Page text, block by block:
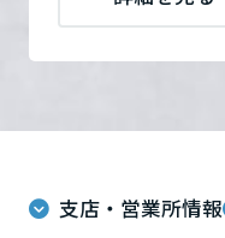
支店・営業所情報
神奈川県
甲信越・北陸
富山県